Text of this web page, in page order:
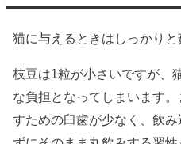
猫に与えるときはしっかりと
枝豆は1粒が小さいですが、
な負担となってしまいます
すための臼歯が少なく、飲